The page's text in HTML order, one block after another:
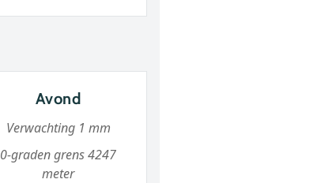
Avond
Verwachting 1 mm
0-graden grens 4247
meter